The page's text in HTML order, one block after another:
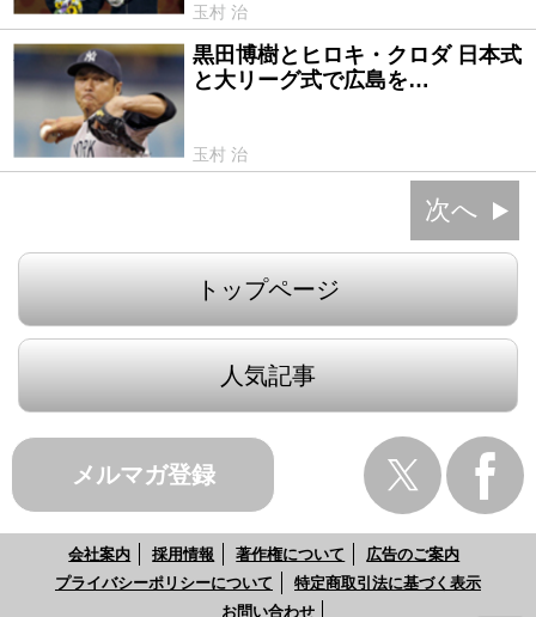
玉村 治
2015/04/07
黒田博樹とヒロキ・クロダ 日本式
と大リーグ式で広島を…
玉村 治
次へ
トップページ
人気記事
メルマガ登録
会社案内 採用情報 著作権について
広告のご案内
プライバシーポリシーについて
特定商取引法に基づく表示
お問い合わせ